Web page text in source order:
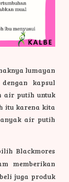
lumayan
kapsul
air putih untuk
itu karena kita
air putih
Blackmores
memberikan
juga produk